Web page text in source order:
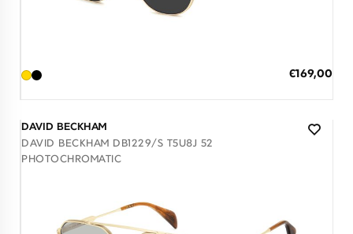
Ειδική
€169,00
DAVID BECKHAM
DAVID BECKHAM DB1229/S T5U8J 52
PHOTOCHROMATIC